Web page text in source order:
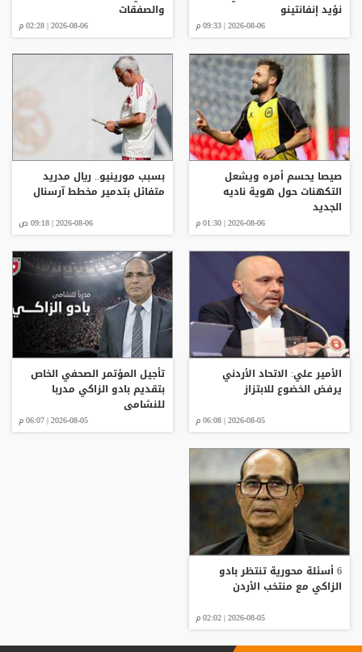
نؤيد إنفانتينو
2026-08-06 | 09:33 م
والصفقات
2026-08-06 | 02:28 م
صيصا يحسم أمره ويشعل
التكهنات حول هوية ناديه
الجديد
2026-08-06 | 01:30 م
بسبب مورينيو.. ريال مدريد
متفائل بتدمير مخطط آرسنال
2026-08-06 | 09:18 ص
الأمير علي: الاتحاد الأردني
يرفض الخضوع للابتزاز
2026-08-05 | 06:08 م
تأجيل المؤتمر الصحفي الخاص
بتقديم بادو الزاكي مدربا
للنشامى
2026-08-05 | 06:07 م
6 أسئلة محورية تنتظر بادو
الزاكي مع منتخب الأردن
2026-08-05 | 02:02 م